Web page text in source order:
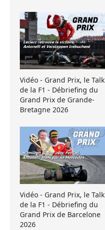
Vidéo - Grand Prix, le Talk
de la F1 - Débriefing du
Grand Prix de Grande-
Bretagne 2026
Vidéo - Grand Prix, le Talk
de la F1 - Débriefing du
Grand Prix de Barcelone
2026